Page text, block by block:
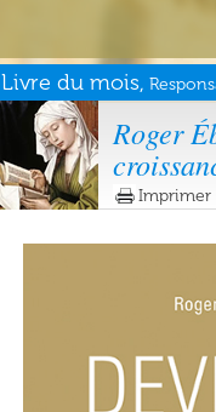
Livre du mois,
Roger
Imprimer